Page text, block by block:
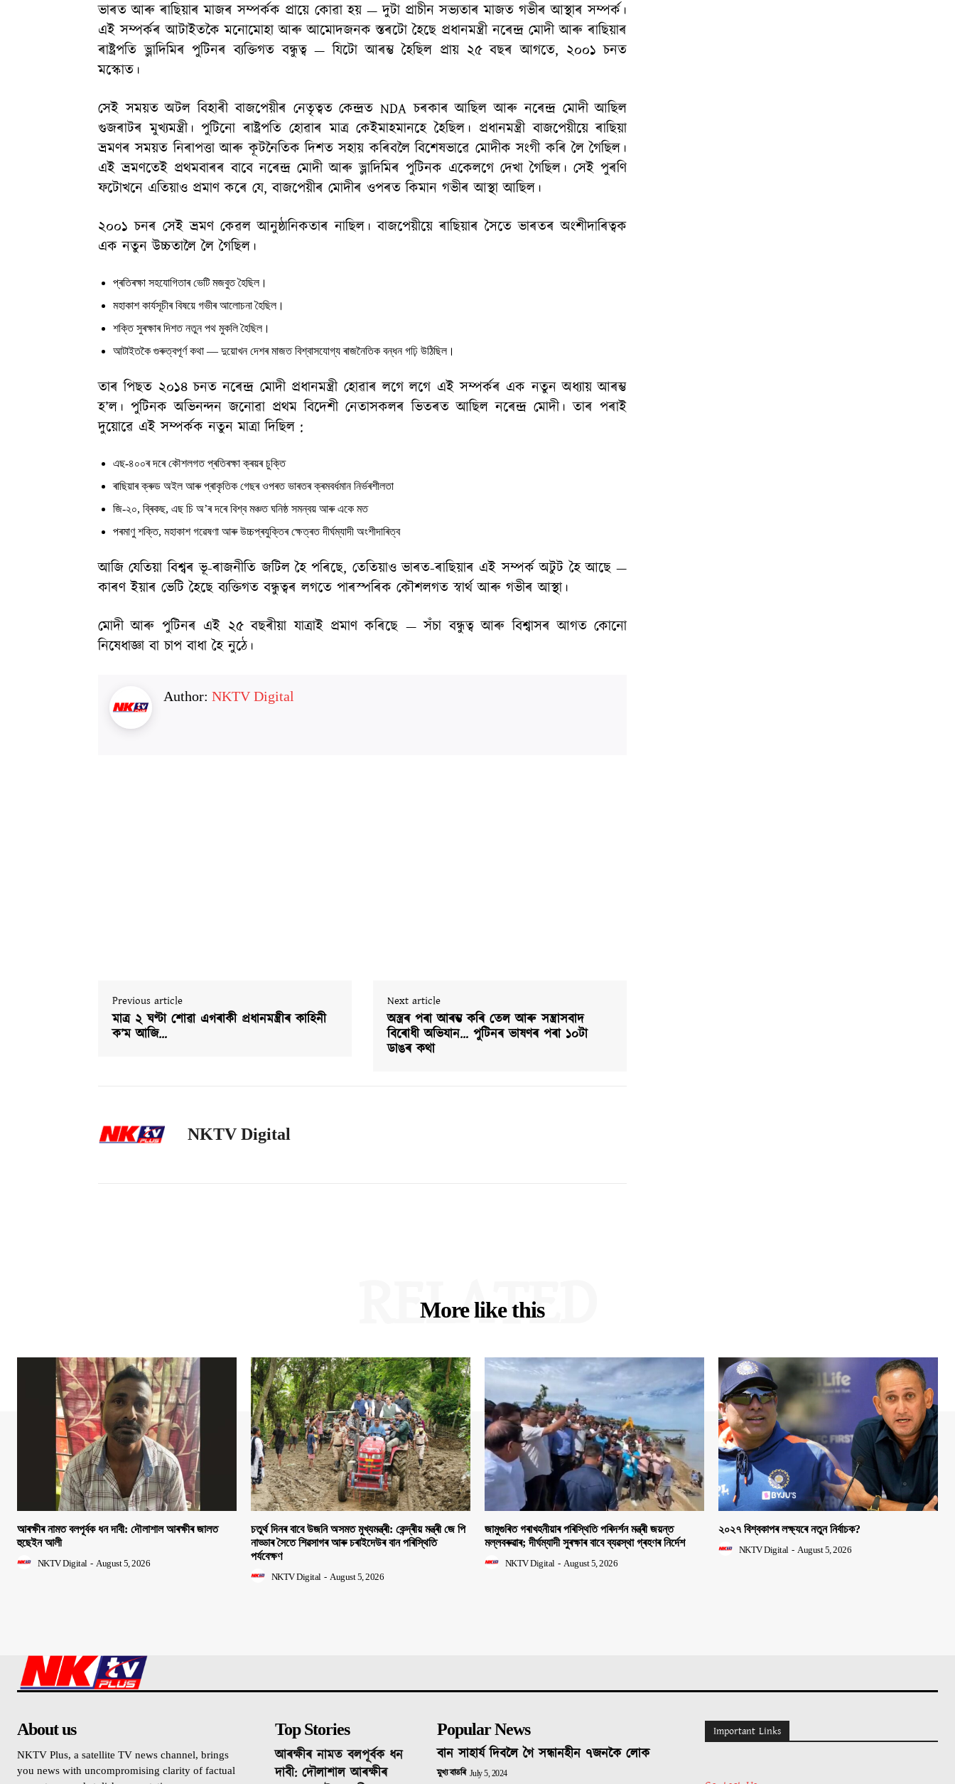
ভাৰত আৰু ৰাছিয়াৰ মাজৰ সম্পৰ্কক প্ৰায়ে কোৱা হয় — দুটা প্ৰাচীন সভ্যতাৰ মাজত গভীৰ আস্থাৰ সম্পৰ্ক।
এই সম্পৰ্কৰ আটাইতকৈ মনোমোহা আৰু আমোদজনক স্তৰটো হৈছে প্ৰধানমন্ত্ৰী নৰেন্দ্ৰ মোদী আৰু ৰাছিয়াৰ
ৰাষ্ট্ৰপতি ভ্লাদিমিৰ পুটিনৰ ব্যক্তিগত বন্ধুত্ব — যিটো আৰম্ভ হৈছিল প্ৰায় ২৫ বছৰ আগতে, ২০০১ চনত
মস্কোত।
সেই সময়ত অটল বিহাৰী বাজপেয়ীৰ নেতৃত্বত কেন্দ্ৰত NDA চৰকাৰ আছিল আৰু নৰেন্দ্ৰ মোদী আছিল
গুজৰাটৰ মুখ্যমন্ত্ৰী। পুটিনো ৰাষ্ট্ৰপতি হোৱাৰ মাত্ৰ কেইমাহমানহে হৈছিল। প্ৰধানমন্ত্ৰী বাজপেয়ীয়ে ৰাছিয়া
ভ্ৰমণৰ সময়ত নিৰাপত্তা আৰু কূটনৈতিক দিশত সহায় কৰিবলৈ বিশেষভাৱে মোদীক সংগী কৰি লৈ গৈছিল।
এই ভ্ৰমণতেই প্ৰথমবাৰৰ বাবে নৰেন্দ্ৰ মোদী আৰু ভ্লাদিমিৰ পুটিনক একেলগে দেখা গৈছিল। সেই পুৰণি
ফটোখনে এতিয়াও প্ৰমাণ কৰে যে, বাজপেয়ীৰ মোদীৰ ওপৰত কিমান গভীৰ আস্থা আছিল।
২০০১ চনৰ সেই ভ্ৰমণ কেৱল আনুষ্ঠানিকতাৰ নাছিল। বাজপেয়ীয়ে ৰাছিয়াৰ সৈতে ভাৰতৰ অংশীদাৰিত্বক
এক নতুন উচ্চতালৈ লৈ গৈছিল।
প্ৰতিৰক্ষা সহযোগিতাৰ ভেটি মজবুত হৈছিল।
মহাকাশ কাৰ্যসূচীৰ বিষয়ে গভীৰ আলোচনা হৈছিল।
শক্তি সুৰক্ষাৰ দিশত নতুন পথ মুকলি হৈছিল।
আটাইতকৈ গুৰুত্বপূৰ্ণ কথা — দুয়োখন দেশৰ মাজত বিশ্বাসযোগ্য ৰাজনৈতিক বন্ধন গঢ়ি উঠিছিল।
তাৰ পিছত ২০১৪ চনত নৰেন্দ্ৰ মোদী প্ৰধানমন্ত্ৰী হোৱাৰ লগে লগে এই সম্পৰ্কৰ এক নতুন অধ্যায় আৰম্ভ
হ’ল। পুটিনক অভিনন্দন জনোৱা প্ৰথম বিদেশী নেতাসকলৰ ভিতৰত আছিল নৰেন্দ্ৰ মোদী। তাৰ পৰাই
দুয়োৱে এই সম্পৰ্কক নতুন মাত্ৰা দিছিল :
এছ-৪০০ৰ দৰে কৌশলগত প্ৰতিৰক্ষা ক্ৰয়ৰ চুক্তি
ৰাছিয়াৰ ক্ৰুড অইল আৰু প্ৰাকৃতিক গেছৰ ওপৰত ভাৰতৰ ক্ৰমবৰ্ধমান নিৰ্ভৰশীলতা
জি-২০, ব্ৰিকছ, এছ চি অ’ৰ দৰে বিশ্ব মঞ্চত ঘনিষ্ঠ সমন্বয় আৰু একে মত
পৰমাণু শক্তি, মহাকাশ গৱেষণা আৰু উচ্চপ্ৰযুক্তিৰ ক্ষেত্ৰত দীৰ্ঘম্যাদী অংশীদাৰিত্ব
আজি যেতিয়া বিশ্বৰ ভূ-ৰাজনীতি জটিল হৈ পৰিছে, তেতিয়াও ভাৰত-ৰাছিয়াৰ এই সম্পৰ্ক অটুট হৈ আছে —
কাৰণ ইয়াৰ ভেটি হৈছে ব্যক্তিগত বন্ধুত্বৰ লগতে পাৰস্পৰিক কৌশলগত স্বাৰ্থ আৰু গভীৰ আস্থা।
মোদী আৰু পুটিনৰ এই ২৫ বছৰীয়া যাত্ৰাই প্ৰমাণ কৰিছে — সঁচা বন্ধুত্ব আৰু বিশ্বাসৰ আগত কোনো
নিষেধাজ্ঞা বা চাপ বাধা হৈ নুঠে।
Author: NKTV Digital
Previous article
মাত্ৰ ২ ঘণ্টা শোৱা এগৰাকী প্ৰধানমন্ত্ৰীৰ কাহিনী
ক’ম আজি…
Next article
অস্ত্ৰৰ পৰা আৰম্ভ কৰি তেল আৰু সন্ত্ৰাসবাদ
বিৰোধী অভিযান… পুটিনৰ ভাষণৰ পৰা ১০টা
ডাঙৰ কথা
NKTV Digital
More like this
RELATED
আৰক্ষীৰ নামত বলপূৰ্বক ধন দাবী: দৌলাশাল আৰক্ষীৰ জালত
হুছেইন আলী
NKTV Digital - August 5, 2026
চতুৰ্থ দিনৰ বাবে উজনি অসমত মুখ্যমন্ত্ৰী: কেন্দ্ৰীয় মন্ত্ৰী জে পি
নাড্ডাৰ সৈতে শিৱসাগৰ আৰু চৰাইদেউৰ বান পৰিস্থিতি
পৰ্যবেক্ষণ
NKTV Digital - August 5, 2026
জামুগুৰিত গৰাখহনীয়াৰ পৰিস্থিতি পৰিদৰ্শন মন্ত্ৰী জয়ন্ত
মল্লবৰুৱাৰ; দীৰ্ঘম্যাদী সুৰক্ষাৰ বাবে ব্যৱস্থা গ্ৰহণৰ নিৰ্দেশ
NKTV Digital - August 5, 2026
২০২৭ বিশ্বকাপৰ লক্ষ্যৰে নতুন নিৰ্বাচক?
NKTV Digital - August 5, 2026
About us
NKTV Plus, a satellite TV news channel, brings
you news with uncompromising clarity of factual
Top Stories
আৰক্ষীৰ নামত বলপূৰ্বক ধন
দাবী: দৌলাশাল আৰক্ষীৰ
Popular News
বান সাহাৰ্য দিবলৈ গৈ সন্ধানহীন ৭জনকৈ লোক
মুখ্য বাতৰি July 5, 2024
Important Links